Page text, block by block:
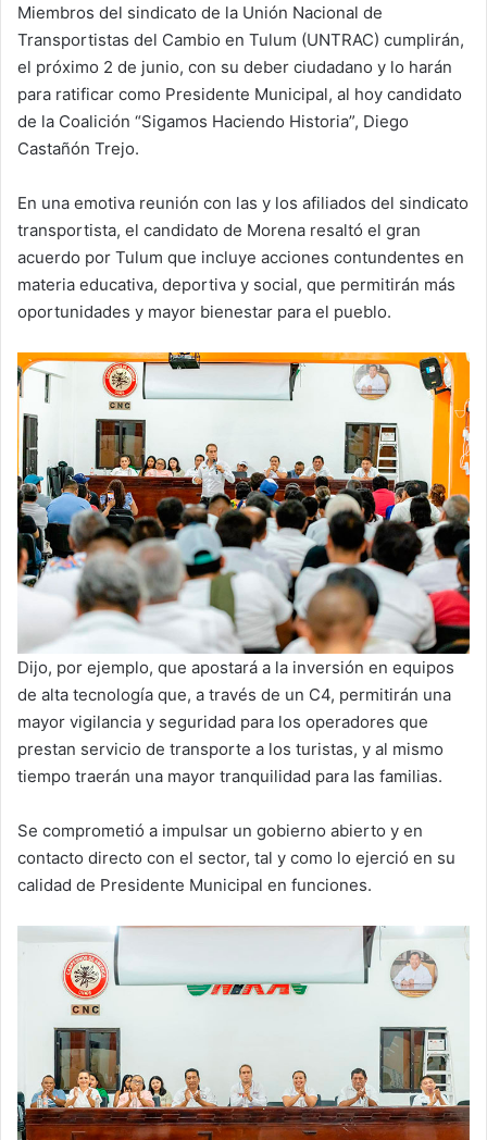
Miembros del sindicato de la Unión Nacional de
Transportistas del Cambio en Tulum (UNTRAC) cumplirán,
el próximo 2 de junio, con su deber ciudadano y lo harán
para ratificar como Presidente Municipal, al hoy candidato
de la Coalición “Sigamos Haciendo Historia”, Diego
Castañón Trejo.
En una emotiva reunión con las y los afiliados del sindicato
transportista, el candidato de Morena resaltó el gran
acuerdo por Tulum que incluye acciones contundentes en
materia educativa, deportiva y social, que permitirán más
oportunidades y mayor bienestar para el pueblo.
Dijo, por ejemplo, que apostará a la inversión en equipos
de alta tecnología que, a través de un C4, permitirán una
mayor vigilancia y seguridad para los operadores que
prestan servicio de transporte a los turistas, y al mismo
tiempo traerán una mayor tranquilidad para las familias.
Se comprometió a impulsar un gobierno abierto y en
contacto directo con el sector, tal y como lo ejerció en su
calidad de Presidente Municipal en funciones.